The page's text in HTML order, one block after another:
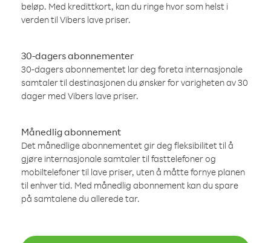
beløp. Med kredittkort, kan du ringe hvor som helst i
verden til Vibers lave priser.
30-dagers abonnementer
30-dagers abonnementet lar deg foreta internasjonale
samtaler til destinasjonen du ønsker for varigheten av 30
dager med Vibers lave priser.
Månedlig abonnement
Det månedlige abonnementet gir deg fleksibilitet til å
gjøre internasjonale samtaler til fasttelefoner og
mobiltelefoner til lave priser, uten å måtte fornye planen
til enhver tid. Med månedlig abonnement kan du spare
på samtalene du allerede tar.